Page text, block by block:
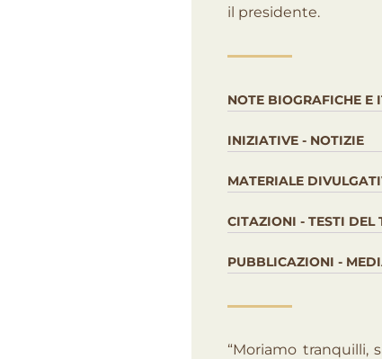
il presidente.
NOTE BIOGRAFICHE E
INIZIATIVE - NOTIZIE
MATERIALE
CITAZIONI - TESTI DEL
PUBBLICAZIONI -
“Moriamo tranquilli,